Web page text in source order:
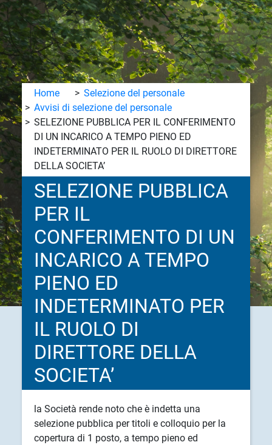
Home
Selezione del personale
Avvisi di selezione del personale
SELEZIONE PUBBLICA PER IL CONFERIMENTO
DI UN INCARICO A TEMPO PIENO ED
INDETERMINATO PER IL RUOLO DI DIRETTORE
DELLA SOCIETA’
SELEZIONE PUBBLICA
PER IL
CONFERIMENTO DI UN
INCARICO A TEMPO
PIENO ED
INDETERMINATO PER
IL RUOLO DI
DIRETTORE DELLA
SOCIETA’
la Società rende noto che è indetta una
selezione pubblica per titoli e colloquio per la
copertura di 1 posto, a tempo pieno ed